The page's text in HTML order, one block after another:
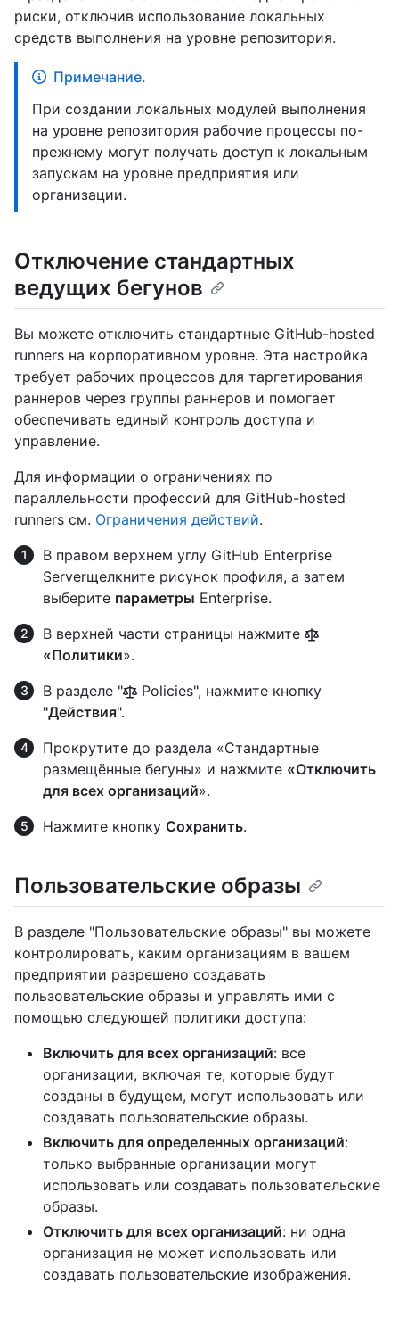
риски, отключив использование локальных
средств выполнения на уровне репозитория.
Примечание.
При создании локальных модулей выполнения
на уровне репозитория рабочие процессы по-
прежнему могут получать доступ к локальным
запускам на уровне предприятия или
организации.
Отключение стандартных
ведущих бегунов
Вы можете отключить стандартные GitHub-hosted
runners на корпоративном уровне. Эта настройка
требует рабочих процессов для таргетирования
раннеров через группы раннеров и помогает
обеспечивать единый контроль доступа и
управление.
Для информации о ограничениях по
параллельности профессий для GitHub-hosted
runners см. Ограничения действий.
В правом верхнем углу GitHub Enterprise
Serverщелкните рисунок профиля, а затем
выберите параметры Enterprise.
В верхней части страницы нажмите
«Политики».
В разделе "
Policies", нажмите кнопку
"Действия".
Прокрутите до раздела «Стандартные
размещённые бегуны» и нажмите «Отключить
для всех организаций».
Нажмите кнопку Сохранить.
Пользовательские образы
В разделе "Пользовательские образы" вы можете
контролировать, каким организациям в вашем
предприятии разрешено создавать
пользовательские образы и управлять ими с
помощью следующей политики доступа:
Включить для всех организаций: все
организации, включая те, которые будут
созданы в будущем, могут использовать или
создавать пользовательские образы.
Включить для определенных организаций:
только выбранные организации могут
использовать или создавать пользовательские
образы.
Отключить для всех организаций: ни одна
организация не может использовать или
создавать пользовательские изображения.